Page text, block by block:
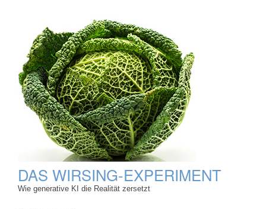
DAS WIRSING-EXPERIMENT
Wie generative KI die Realität zersetzt